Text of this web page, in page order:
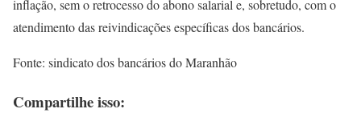
inflação, sem o retrocesso do abono salarial e, sobretudo, com o
atendimento das reivindicações específicas dos bancários.
Fonte: sindicato dos bancários do Maranhão
Compartilhe isso: